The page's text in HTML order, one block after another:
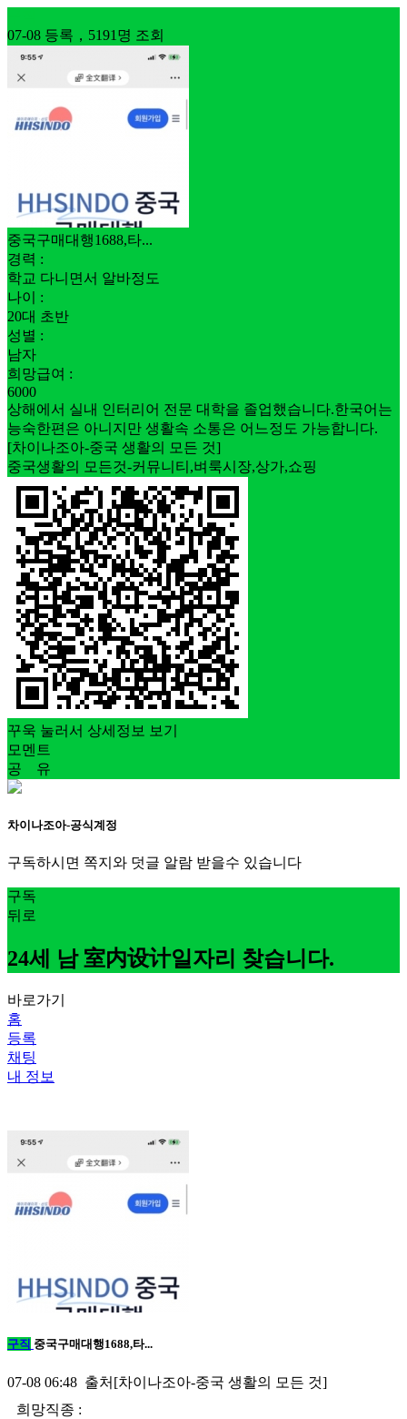
07-08 등록，5191명 조회
중국구매대행1688,타...
경력 :
학교 다니면서 알바정도
나이 :
20대 초반
성별 :
남자
희망급여 :
6000
상해에서 실내 인터리어 전문 대학을 졸업했습니다.한국어는
능숙한편은 아니지만 생활속 소통은 어느정도 가능합니다.
[차이나조아-중국 생활의 모든 것]
중국생활의 모든것-커뮤니티,벼룩시장,상가,쇼핑
꾸욱 눌러서 상세정보 보기
모멘트
공 유
차이나조아-공식계정
구독하시면 쪽지와 덧글 알람 받을수 있습니다
구독
뒤로
24세 남 室内设计일자리 찾습니다.
바로가기
홈
등록
채팅
내 정보
구직 중국구매대행1688,타...
07-08 06:48 출처[차이나조아-중국 생활의 모든 것]
희망직종 :